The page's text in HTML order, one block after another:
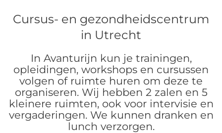
Cursus- en gezondheidscentrum
in Utrecht
In Avanturijn kun je trainingen,
opleidingen, workshops en cursussen
volgen of ruimte huren om deze te
organiseren. Wij hebben 2 zalen en 5
kleinere ruimten, ook voor intervisie en
vergaderingen. We kunnen dranken en
lunch verzorgen.